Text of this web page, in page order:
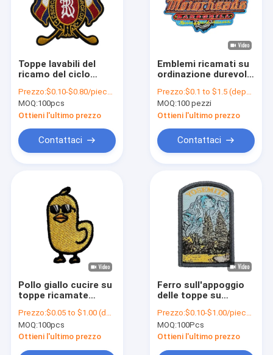
Toppe lavabili del
ricamo del ciclo
Embroidered Patches
Hook And
Prezzo:$0.10-$0.80/piece (depends on the design and order quantity)
MOQ:100pcs
Ottieni l'ultimo prezzo
Contattaci
Emblemi ricamati su
ordinazione durevoli,
della saia sulle toppe
di marca
Prezzo:$0.1 to $1.5 (depends on the design and order quantity)
MOQ:100 pezzi
Ottieni l'ultimo prezzo
Contattaci
Pollo giallo cucire su
toppe ricamate
restringimento toppe
personalizzate
Prezzo:$0.05 to $1.00 (depends on the design and order quantity)
MOQ:100pcs
Ottieni l'ultimo prezzo
Ferro sull'appoggio
delle toppe su
del rivestimento
delle toppe con il
confine di Merrowed
Prezzo:$0.10-$1.00/piece (depends on the design and order quantity)
MOQ:100Pcs
Ottieni l'ultimo prezzo